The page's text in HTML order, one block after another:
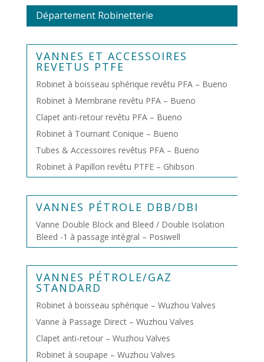
Département Robinetterie
VANNES ET ACCESSOIRES
REVETUS PTFE
Robinet à boisseau sphérique revêtu PFA – Bueno
Robinet à Membrane revêtu PFA – Bueno
Clapet anti-retour revêtu PFA – Bueno
Robinet à Tournant Conique – Bueno
Tubes & Accessoires revêtus PFA – Bueno
Robinet à Papillon revêtu PTFE – Ghibson
VANNES PÉTROLE DBB/DBI
Vanne Double Block and Bleed / Double Isolation
Bleed -1 à passage intégral – Posiwell
VANNES PÉTROLE/GAZ
STANDARD
Robinet à boisseau sphérique – Wuzhou Valves
Vanne à Passage Direct – Wuzhou Valves
Clapet anti-retour – Wuzhou Valves
Robinet à soupape – Wuzhou Valves